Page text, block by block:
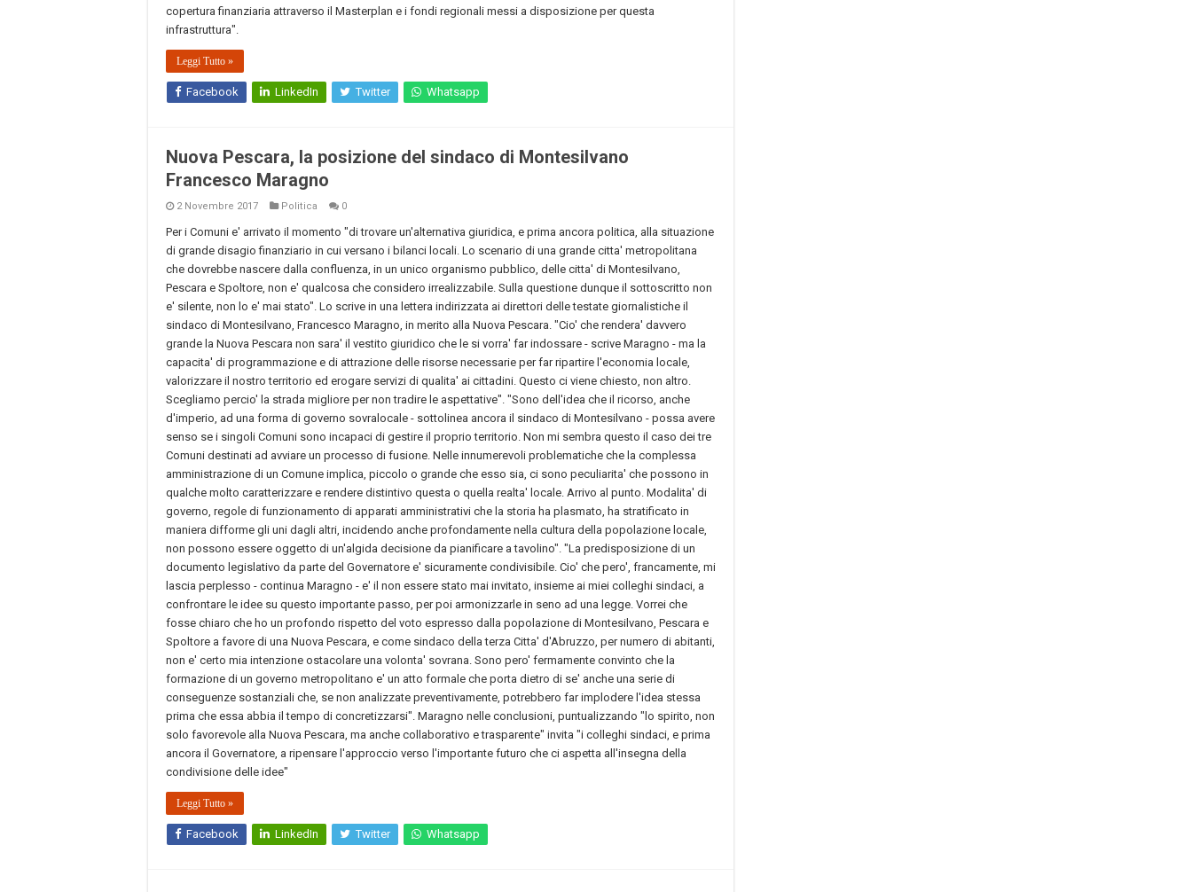
copertura finanziaria attraverso il Masterplan e i fondi regionali messi a disposizione per questa
infrastruttura".
Leggi Tutto »
Facebook LinkedIn Twitter Whatsapp
Nuova Pescara, la posizione del sindaco di Montesilvano
Francesco Maragno
2 Novembre 2017 Politica 0
Per i Comuni e' arrivato il momento "di trovare un'alternativa giuridica, e prima ancora politica, alla situazione
di grande disagio finanziario in cui versano i bilanci locali. Lo scenario di una grande citta' metropolitana
che dovrebbe nascere dalla confluenza, in un unico organismo pubblico, delle citta' di Montesilvano,
Pescara e Spoltore, non e' qualcosa che considero irrealizzabile. Sulla questione dunque il sottoscritto non
e' silente, non lo e' mai stato". Lo scrive in una lettera indirizzata ai direttori delle testate giornalistiche il
sindaco di Montesilvano, Francesco Maragno, in merito alla Nuova Pescara. "Cio' che rendera' davvero
grande la Nuova Pescara non sara' il vestito giuridico che le si vorra' far indossare - scrive Maragno - ma la
capacita' di programmazione e di attrazione delle risorse necessarie per far ripartire l'economia locale,
valorizzare il nostro territorio ed erogare servizi di qualita' ai cittadini. Questo ci viene chiesto, non altro.
Scegliamo percio' la strada migliore per non tradire le aspettative". "Sono dell'idea che il ricorso, anche
d'imperio, ad una forma di governo sovralocale - sottolinea ancora il sindaco di Montesilvano - possa avere
senso se i singoli Comuni sono incapaci di gestire il proprio territorio. Non mi sembra questo il caso dei tre
Comuni destinati ad avviare un processo di fusione. Nelle innumerevoli problematiche che la complessa
amministrazione di un Comune implica, piccolo o grande che esso sia, ci sono peculiarita' che possono in
qualche molto caratterizzare e rendere distintivo questa o quella realta' locale. Arrivo al punto. Modalita' di
governo, regole di funzionamento di apparati amministrativi che la storia ha plasmato, ha stratificato in
maniera difforme gli uni dagli altri, incidendo anche profondamente nella cultura della popolazione locale,
non possono essere oggetto di un'algida decisione da pianificare a tavolino". "La predisposizione di un
documento legislativo da parte del Governatore e' sicuramente condivisibile. Cio' che pero', francamente, mi
lascia perplesso - continua Maragno - e' il non essere stato mai invitato, insieme ai miei colleghi sindaci, a
confrontare le idee su questo importante passo, per poi armonizzarle in seno ad una legge. Vorrei che
fosse chiaro che ho un profondo rispetto del voto espresso dalla popolazione di Montesilvano, Pescara e
Spoltore a favore di una Nuova Pescara, e come sindaco della terza Citta' d'Abruzzo, per numero di abitanti,
non e' certo mia intenzione ostacolare una volonta' sovrana. Sono pero' fermamente convinto che la
formazione di un governo metropolitano e' un atto formale che porta dietro di se' anche una serie di
conseguenze sostanziali che, se non analizzate preventivamente, potrebbero far implodere l'idea stessa
prima che essa abbia il tempo di concretizzarsi". Maragno nelle conclusioni, puntualizzando "lo spirito, non
solo favorevole alla Nuova Pescara, ma anche collaborativo e trasparente" invita "i colleghi sindaci, e prima
ancora il Governatore, a ripensare l'approccio verso l'importante futuro che ci aspetta all'insegna della
condivisione delle idee"
Leggi Tutto »
Facebook LinkedIn Twitter Whatsapp